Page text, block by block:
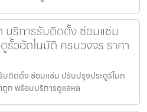
บริการรับติดตั้ง ซ่อมแซ่ม
รั้วอัตโนมัติ ครบวงจร ราคา
บติดตั้ง ซ่อมแซ่ม ปรับปรุงประตูรีโมท
ถูก พร้อมบริการดูแลหล